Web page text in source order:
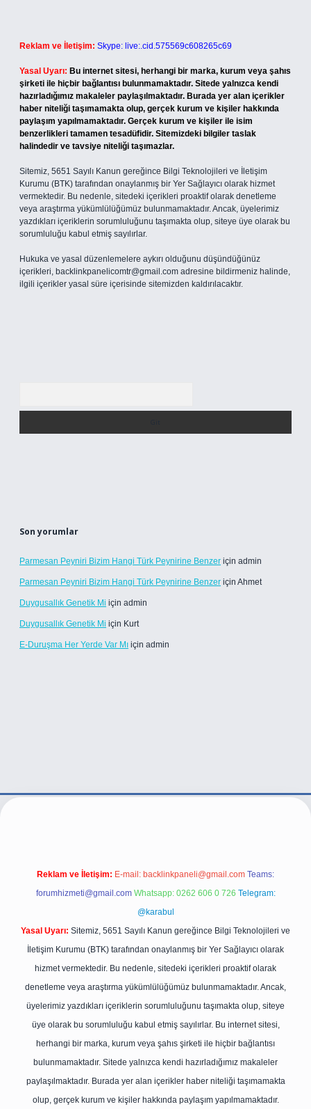
Reklam ve İletişim: Skype: live:.cid.575569c608265c69
Yasal Uyarı: Bu internet sitesi, herhangi bir marka, kurum veya şahıs
şirketi ile hiçbir bağlantısı bulunmamaktadır. Sitede yalnızca kendi
hazırladığımız makaleler paylaşılmaktadır. Burada yer alan içerikler
haber niteliği taşımamakta olup, gerçek kurum ve kişiler hakkında
paylaşım yapılmamaktadır. Gerçek kurum ve kişiler ile isim
benzerlikleri tamamen tesadüfidir. Sitemizdeki bilgiler taslak
halindedir ve tavsiye niteliği taşımazlar.
Sitemiz, 5651 Sayılı Kanun gereğince Bilgi Teknolojileri ve İletişim
Kurumu (BTK) tarafından onaylanmış bir Yer Sağlayıcı olarak hizmet
vermektedir. Bu nedenle, sitedeki içerikleri proaktif olarak denetleme
veya araştırma yükümlülüğümüz bulunmamaktadır. Ancak, üyelerimiz
yazdıkları içeriklerin sorumluluğunu taşımakta olup, siteye üye olarak bu
sorumluluğu kabul etmiş sayılırlar.
Hukuka ve yasal düzenlemelere aykırı olduğunu düşündüğünüz
içerikleri, backlinkpanelicomtr@gmail.com adresine bildirmeniz halinde,
ilgili içerikler yasal süre içerisinde sitemizden kaldırılacaktır.
Son yorumlar
Parmesan Peyniri Bizim Hangi Türk Peynirine Benzer için admin
Parmesan Peyniri Bizim Hangi Türk Peynirine Benzer için Ahmet
Duygusallık Genetik Mi için admin
Duygusallık Genetik Mi için Kurt
E-Duruşma Her Yerde Var Mı için admin
betexper.live/
Reklam ve İletişim: E-mail: backlinkpaneli@gmail.com Teams:
forumhizmeti@gmail.com Whatsapp: 0262 606 0 726 Telegram:
@karabul
Yasal Uyarı: Sitemiz, 5651 Sayılı Kanun gereğince Bilgi Teknolojileri ve
İletişim Kurumu (BTK) tarafından onaylanmış bir Yer Sağlayıcı olarak
hizmet vermektedir. Bu nedenle, sitedeki içerikleri proaktif olarak
denetleme veya araştırma yükümlülüğümüz bulunmamaktadır. Ancak,
üyelerimiz yazdıkları içeriklerin sorumluluğunu taşımakta olup, siteye
üye olarak bu sorumluluğu kabul etmiş sayılırlar. Bu internet sitesi,
herhangi bir marka, kurum veya şahıs şirketi ile hiçbir bağlantısı
bulunmamaktadır. Sitede yalnızca kendi hazırladığımız makaleler
paylaşılmaktadır. Burada yer alan içerikler haber niteliği taşımamakta
olup, gerçek kurum ve kişiler hakkında paylaşım yapılmamaktadır.